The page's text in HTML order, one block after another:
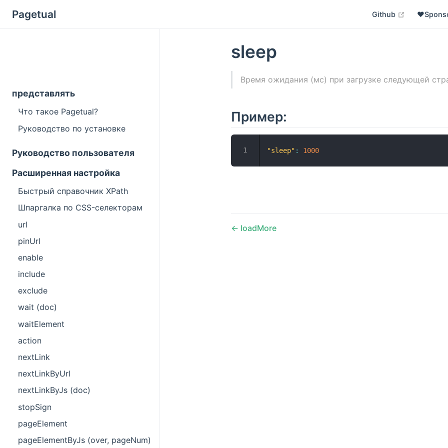
Pagetual Github open in
представлять
Что такое Pagetual?
Руководство по установке
Руководство пользователя
Расширенная настройка
Быстрый справочник XPath
Шпаргалка по CSS-селекторам
url
pinUrl
enable
include
exclude
wait (doc)
waitElement
action
nextLink
nextLinkByUrl
nextLinkByJs (doc)
stopSign
pageElement
pageElementByJs (over, pageNum)
sleep
Время ожидания (мс) при загрузке следующей
Пример:
"sleep" : 1000
loadMore